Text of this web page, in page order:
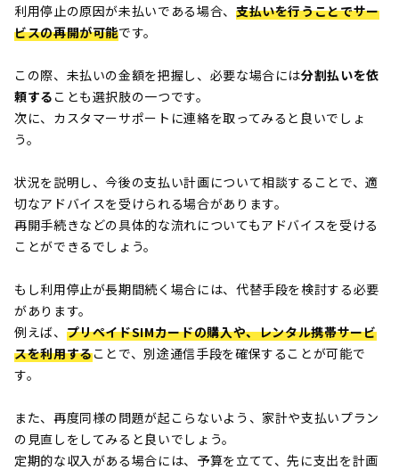
利用停止の原因が未払いである場合、 支払いを行うことでサー
ビスの再開が可能です。
この際、未払いの金額を把握し、必要な場合には分割払いを依
頼する ことも選択肢の一つです。
次に、カスタマーサポートに連絡を取ってみると良いでしょ
う。
状況を説明し、今後の支払い計画について相談することで、適
切なアドバイスを受けられる場合があります。
再開手続きなどの具体的な流れについてもアドバイスを受ける
ことができるでしょう。
もし利用停止が長期間続く場合には、代替手段を検討する必要
があります。
例えば、 プリペイドSIMカードの購入や、レンタル携帯サービ
スを利用することで、別途通信手段を確保することが可能で
す。
また、再度同様の問題が起こらないよう、家計や支払いプラン
の見直しをしてみると良いでしょう。
定期的な収入がある場合には、予算を立てて、先に支出を計画